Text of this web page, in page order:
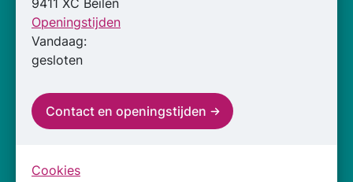
9411 XC Beilen
Openingstijden
Vandaag:
gesloten
Contact en openingstijden
Cookies